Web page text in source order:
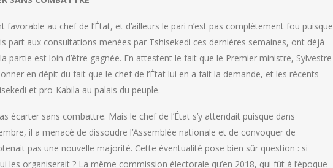
au chef de l’État, et d’ailleurs le pari n’est pas complètement fou puisque
part aux consultations menées par Tshisekedi ces dernières semaines, ont déjà
partie est loin d’être gagnée. En attestent le fait que le Premier ministre, Sylvestre
en dépit du fait que le chef de l’État lui en a fait la demande, et les récents
et pro-Kabila au palais du peuple.
écarter sans combattre. Mais le chef de l’État s’y attendait puisque dans
il a menacé de dissoudre l’Assemblée nationale et de convoquer de
pas une nouvelle majorité. Cette éventualité pose bien sûr question : si
les organiserait ? La même commission électorale qu’en 2018, qui fût à l’époque